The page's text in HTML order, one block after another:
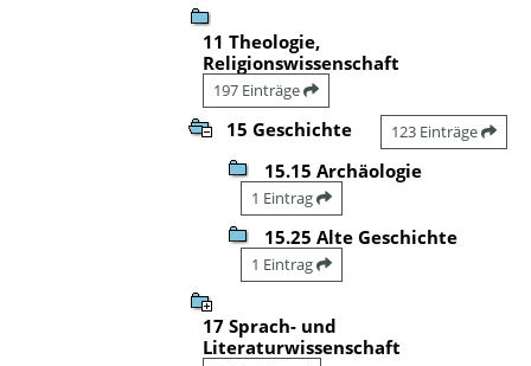
11 Theologie,
Religionswissenschaft
197 Einträge
15 Geschichte 123 Einträge
15.15 Archäologie
1 Eintrag
15.25 Alte Geschichte
1 Eintrag
17 Sprach- und
Literaturwissenschaft